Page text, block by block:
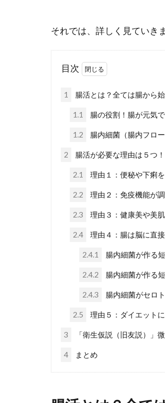
それでは、詳しく見ていき
目次
1 腸活とは？全ては腸から
1.1 腸の役割！腸が元気
1.2 腸内細菌（腸内フロ
2 腸活が必要な理由は５つ！
2.1 理由１：便秘や下痢
2.2 理由２：免疫機能が
2.3 理由３：健康美や美
2.4 理由４：腸は脳に直
2.4.1 腸内細菌が作る
2.4.2 腸内細菌が作る
2.4.3 腸内細菌がセロ
2.5 理由５：ダイエット
3 「衛生仮説（旧友説）」
4 まとめ